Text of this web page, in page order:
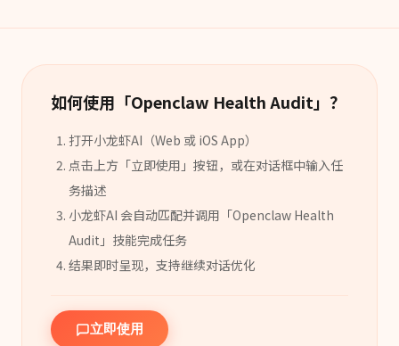
如何使用「Openclaw Health Audit」？
打开小龙虾AI（Web 或 iOS App）
点击上方「立即使用」按钮，或在对话框中输入任
务描述
小龙虾AI 会自动匹配并调用「Openclaw Health
Audit 」 技能完成任务
结果即时呈现，支持继续对话优化
立即使用